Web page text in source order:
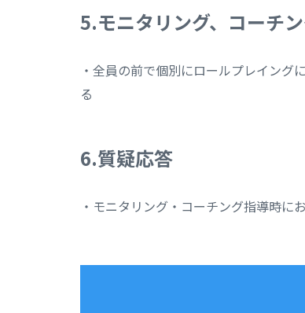
5.モニタリング、コーチ
・全員の前で個別にロールプレイン
る
6.質疑応答
・モニタリング・コーチング指導時に